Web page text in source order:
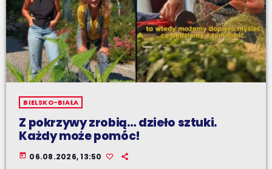
BIELSKO-BIAŁA
Z pokrzywy zrobią… dzieło sztuki.
Każdy może pomóc!
today 06.08.2026, 13:50